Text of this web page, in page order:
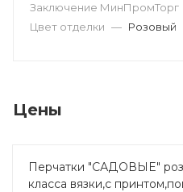
Заключение МинПромТорг
Цвет отделки — Розовый
Цены
Перчатки "САДОВЫЕ"
класса вязки,с